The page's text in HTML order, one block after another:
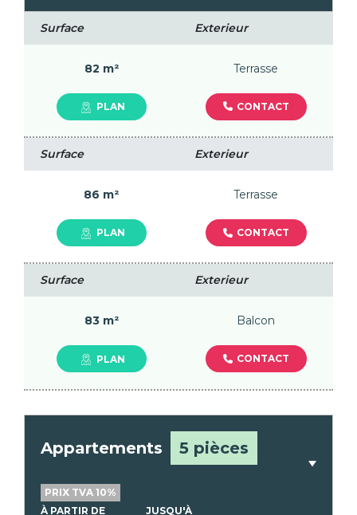
Surface
82 m²
Exterieur
Terrasse
PLAN CONTACT
Surface
86 m²
Exterieur
Terrasse
PLAN CONTACT
Surface
83 m²
Exterieur
Balcon
PLAN CONTACT
Appartements 5 pièces
PRIX TVA 10%
À PARTIR DE
JUSQU'À